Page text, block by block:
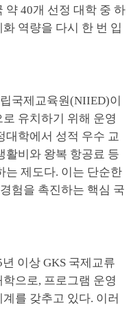
약 40개 선정 대학 중 하
역량을 다시 한 번 입
국제교육원(NIIED)이
유치하기 위해 운영
대학에서 성적 우수 교
활비와 왕복 항공료 등
는 제도다. 이는 단순한
험을 촉진하는 핵심 국
이상 GKS 국제교류
으로, 프로그램 운영
를 갖추고 있다. 이러